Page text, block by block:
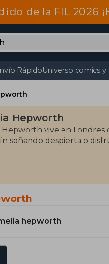
de la FIL 2026
RápidoUniverso comics y
Hepworth
Hepworth vive en Londres
soñando despierta o
hepworth